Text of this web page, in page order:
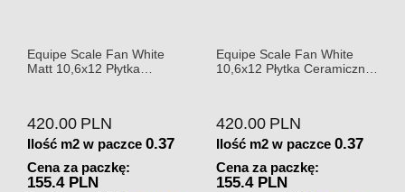
Equipe Scale Fan White
Matt 10,6x12 Płytka
420.00 PLN
Ilość m2 w paczce 0.37
Cena za paczkę:
155.4 PLN
Equipe Scale Fan White
10,6x12 Płytka Ceramiczna
420.00 PLN
Ilość m2 w paczce 0.37
Cena za paczkę:
155.4 PLN